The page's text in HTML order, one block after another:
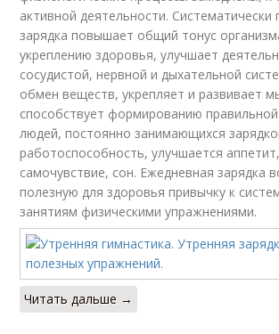
активной деятельности. Систематически
зарядка повышает общий тонус
укреплению здоровья, улучшает
сосудистой, нервной и дыхательной
обмен веществ, укрепляет и развивает
способствует формированию
людей, постоянно занимающихся
работоспособность, улучшается
самочувствие, сон. Ежедневная зарядка
полезную для здоровья привычку к
занятиям физическими упражнениями.
Читать дальше →